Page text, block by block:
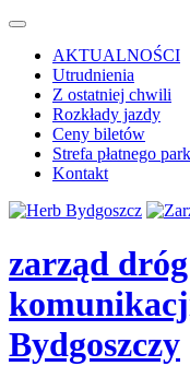
AKTUALNOŚCI
Utrudnienia
Z ostatniej chwili
Rozkłady jazdy
Ceny biletów
Strefa płatnego
Kontakt
zarząd
Bydgoszczy